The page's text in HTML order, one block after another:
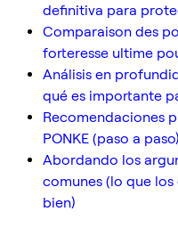
definitiva para
Comparaison des
forteresse ultime
Análisis en
qué es importante
Recomendaciones
PONKE (paso a paso)
Abordando los
comunes (lo que
bien)